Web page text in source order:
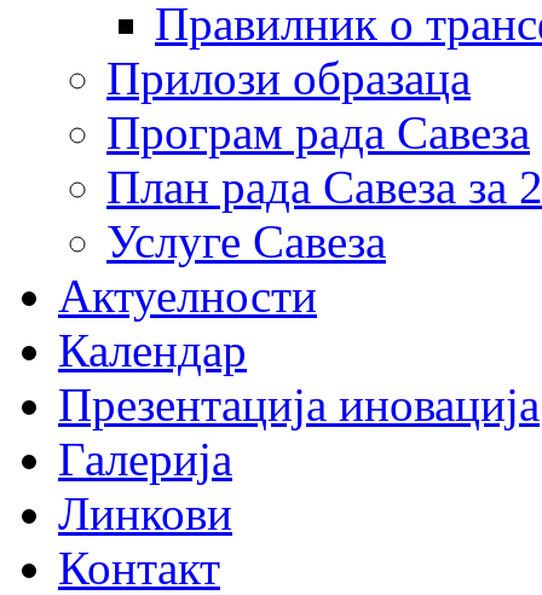
Правилник о
Прилози образаца
Програм рада Савеза
План рада Савеза за
Услуге Савеза
Актуелности
Календар
Презентација иновација
Галерија
Линкови
Контакт